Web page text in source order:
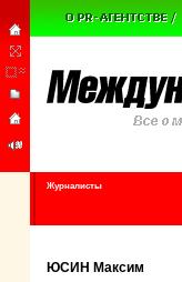
Журналисты
ЮСИН Максим